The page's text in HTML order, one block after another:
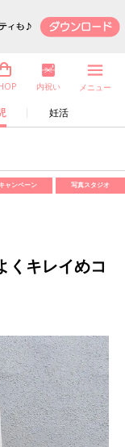
妊活
内祝い メニュー
キャンペーン 写真スタジオ
くキレイめコ